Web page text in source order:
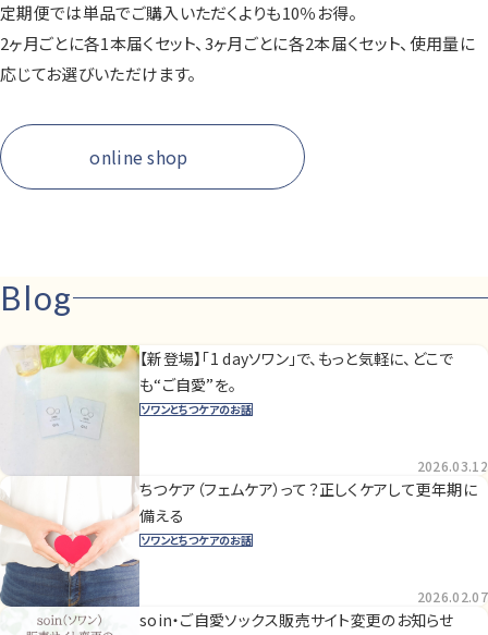
定期便では単品でご購入いただくよりも10％お得。
2ヶ月ごとに各1本届くセット、3ヶ月ごとに各2本届くセット、使用量に
応じてお選びいただけます。
online shop
Blog
【新登場】「1 dayソワン」で、もっと気軽に、どこで
も“ご自愛”を。
ソワンとちつケアのお話
2026.03.12
ちつケア（フェムケア）って？正しくケアして更年期に
備える
ソワンとちつケアのお話
2026.02.07
soin・ご自愛ソックス販売サイト変更のお知らせ